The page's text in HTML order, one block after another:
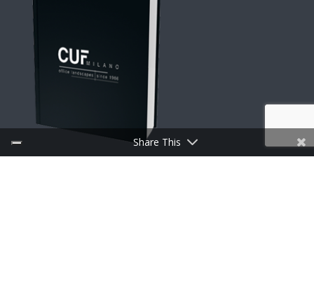
SCARICA I CATALOGHI
Share This